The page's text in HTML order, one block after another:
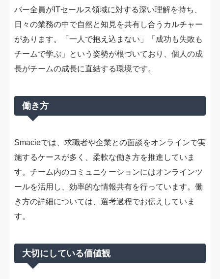
バー全員がITセールス領域に対する深い理解を持ち、
日々の業務の中で自然と知見を共有し合うカルチャー
があります。「一人で抱え込まない」「成功も失敗も
チームで学ぶ」という姿勢が根づいており、個人の成
長がチームの成長に直結する環境です。
働き方
Smacieでは、求職者や企業との面談をオンラインで実
施するケースが多く、柔軟な働き方を推進していま
す。チーム内のコミュニケーションにはオンラインツ
ールを活用し、効率的な情報共有を行っています。働
き方の詳細については、選考過程でお伝えしていま
す。
大切にしている価値観